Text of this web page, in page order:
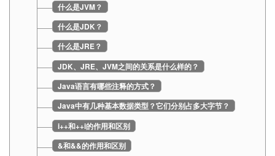
什么是JVM？
什么是JDK？
什么是JRE？
JDK、JRE、JVM之间的关系是什么样的？
Java语言有哪些注释的方式？
Java中有几种基本数据类型？它们分别占多大字节？
i++和++i的作用和区别
&和&&的作用和区别